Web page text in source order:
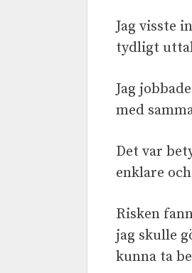
Jag visste
tydligt
Jag
med
Det var
enklare
Risken
jag skulle
kunna ta